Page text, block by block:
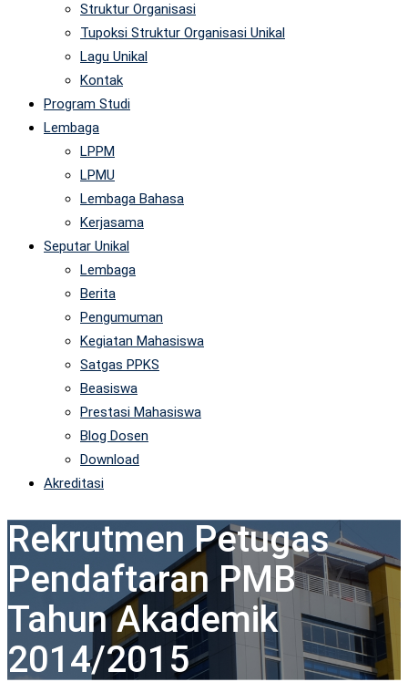
Struktur Organisasi
Tupoksi Struktur Organisasi Unikal
Lagu Unikal
Kontak
Program Studi
Lembaga
LPPM
LPMU
Lembaga Bahasa
Kerjasama
Seputar Unikal
Lembaga
Berita
Pengumuman
Kegiatan Mahasiswa
Satgas PPKS
Beasiswa
Prestasi Mahasiswa
Blog Dosen
Download
Akreditasi
Rekrutmen Petugas
Pendaftaran PMB
Tahun Akademik
2014/2015